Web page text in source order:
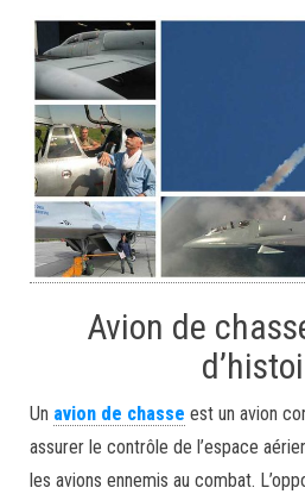
Avion de
Un avion de chasse est un avion
assurer le contrôle de l’espace
les avions ennemis au combat.